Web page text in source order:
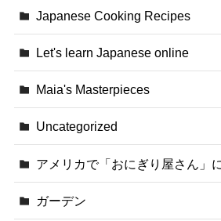
Japanese Cooking Recipes
Let's learn Japanese online
Maia's Masterpieces
Uncategorized
アメリカで「おにぎり屋さん」
ガーデン